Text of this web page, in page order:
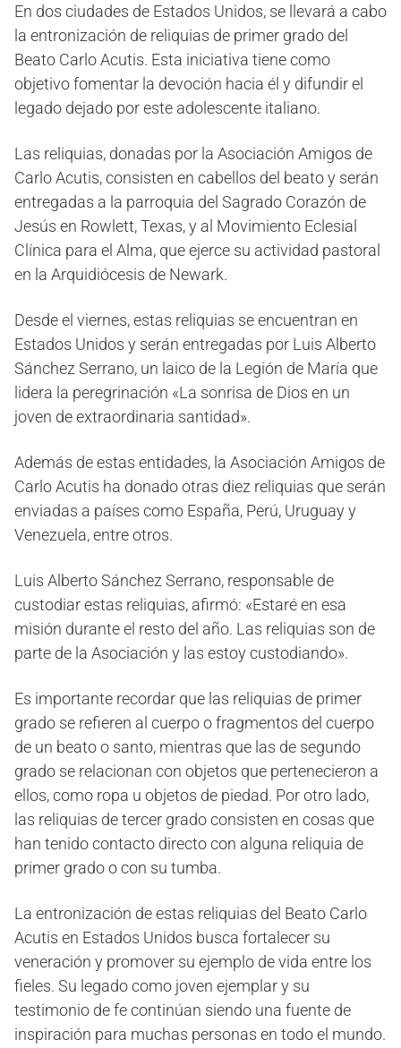
En dos ciudades de Estados Unidos, se llevará a cabo
la entronización de reliquias de primer grado del
Beato Carlo Acutis. Esta iniciativa tiene como
objetivo fomentar la devoción hacia él y difundir el
legado dejado por este adolescente italiano.
Las reliquias, donadas por la Asociación Amigos de
Carlo Acutis, consisten en cabellos del beato y serán
entregadas a la parroquia del Sagrado Corazón de
Jesús en Rowlett, Texas, y al Movimiento Eclesial
Clínica para el Alma, que ejerce su actividad pastoral
en la Arquidiócesis de Newark.
Desde el viernes, estas reliquias se encuentran en
Estados Unidos y serán entregadas por Luis Alberto
Sánchez Serrano, un laico de la Legión de María que
lidera la peregrinación «La sonrisa de Dios en un
joven de extraordinaria santidad».
Además de estas entidades, la Asociación Amigos de
Carlo Acutis ha donado otras diez reliquias que serán
enviadas a países como España, Perú, Uruguay y
Venezuela, entre otros.
Luis Alberto Sánchez Serrano, responsable de
custodiar estas reliquias, afirmó: «Estaré en esa
misión durante el resto del año. Las reliquias son de
parte de la Asociación y las estoy custodiando».
Es importante recordar que las reliquias de primer
grado se refieren al cuerpo o fragmentos del cuerpo
de un beato o santo, mientras que las de segundo
grado se relacionan con objetos que pertenecieron a
ellos, como ropa u objetos de piedad. Por otro lado,
las reliquias de tercer grado consisten en cosas que
han tenido contacto directo con alguna reliquia de
primer grado o con su tumba.
La entronización de estas reliquias del Beato Carlo
Acutis en Estados Unidos busca fortalecer su
veneración y promover su ejemplo de vida entre los
fieles. Su legado como joven ejemplar y su
testimonio de fe continúan siendo una fuente de
inspiración para muchas personas en todo el mundo.